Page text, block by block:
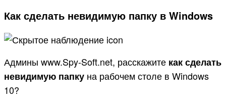
Как сделать невидимую папку в Windows
Админы www.Spy-Soft.net, расскажите как сделать
невидимую папку на рабочем столе в Windows
10?